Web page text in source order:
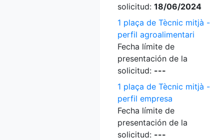
solicitud: 18/06/2024
1 plaça de Tècnic mitjà -
perfil agroalimentari
Fecha límite de
presentación de la
solicitud: ---
1 plaça de Tècnic mitjà -
perfil empresa
Fecha límite de
presentación de la
solicitud: ---